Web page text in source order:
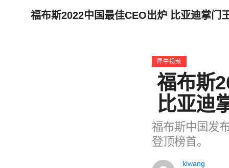
福布斯2022中国最佳CEO出炉 比亚迪掌门
犀牛视频
福布斯
比亚迪
福布斯中国发
登顶榜首。
klwang